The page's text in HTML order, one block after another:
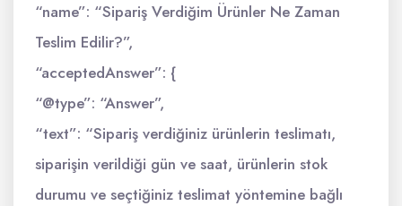
“name”: “Sipariş Verdiğim Ürünler Ne Zaman
Teslim Edilir?”,
“acceptedAnswer”: {
“@type”: “Answer”,
“text”: “Sipariş verdiğiniz ürünlerin teslimatı,
siparişin verildiği gün ve saat, ürünlerin stok
durumu ve seçtiğiniz teslimat yöntemine bağlı